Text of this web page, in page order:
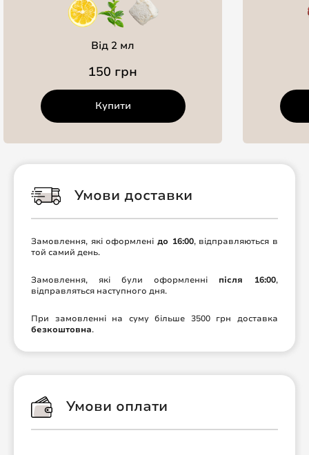
Від 2 мл
150 грн
Купити
Умови доставки
Замовлення, які оформлені до 16:00, відправляються в
той самий день.
Замовлення, які були оформленні після 16:00,
відправляться наступного дня.
При замовленні на суму більше 3500 грн доставка
безкоштовна.
Умови оплати